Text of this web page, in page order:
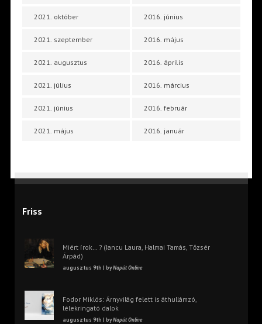
2021. október
2021. szeptember
2021. augusztus
2021. július
2021. június
2021. május
2016. június
2016. május
2016. április
2016. március
2016. február
2016. január
Friss
Miért írok… ? (Iancu Laura, Halmai Tamás, Tőzsér
Árpád)
augusztus 9th | byNapút Online
Fodor Miklós: Árnyvilág felett is áthullámzó,
lélekringató dalok
augusztus 9th | byNapút Online